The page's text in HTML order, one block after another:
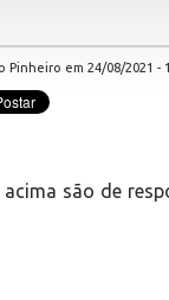
em 24/08/2021 -
são de